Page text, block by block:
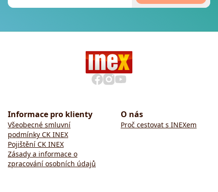
Informace pro klienty
Všeobecné smluvní
podmínky CK INEX
Pojištění CK INEX
Zásady a informace o
zpracování osobních údajů
O nás
Proč cestovat s INEXem